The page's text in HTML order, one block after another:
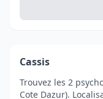
Cassis
Trouvez les 2
Cote Dazur).